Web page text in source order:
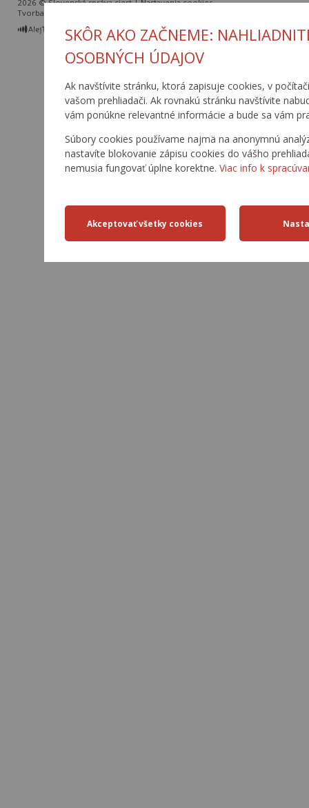
SKÔR AKO ZAČNEME:
OSOBNÝCH ÚDAJOV
Ak navštívite stránku, ktorá zapisuje cookies, v
vašom prehliadači. Ak rovnakú stránku navštívite
vám ponúkne relevantné informácie a bude sa vám
Súbory cookies používame najmä na anonymnú
nastavíte blokovanie zápisu cookies do vášho
nemusia fungovať úplne korektne. Viac info k
2026 © Slovenská správa ciest |Nastavenia cookies
Tvorba web stránok